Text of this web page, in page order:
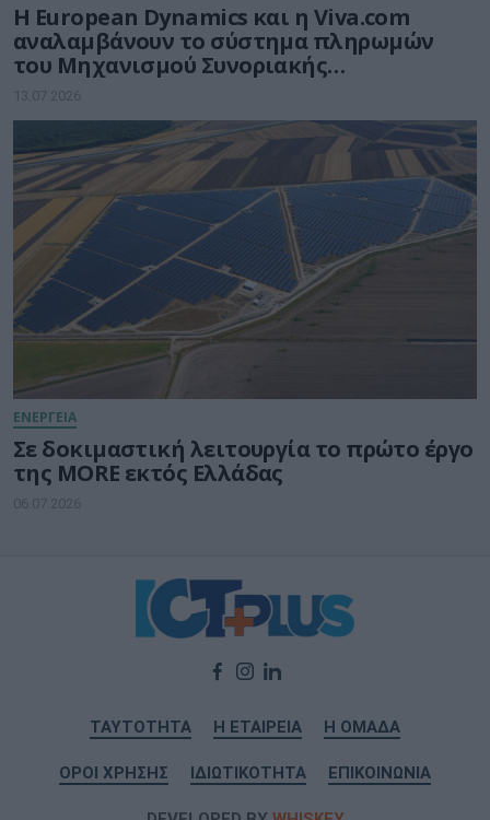
Η European Dynamics και η Viva.com
αναλαμβάνουν το σύστημα πληρωμών
του Μηχανισμού Συνοριακής
Προσαρμογής Άνθρακα της ΕΕ
13.07.2026
ΕΝΕΡΓΕΙΑ
Σε δοκιμαστική λειτουργία το πρώτο έργο
της MORE εκτός Ελλάδας
06.07.2026
ΤΑΥΤΟΤΗΤΑ Η ΕΤΑΙΡΕΙΑ Η ΟΜΑΔΑ
ΟΡΟΙ ΧΡΗΣΗΣ ΙΔΙΩΤΙΚΟΤΗΤΑ ΕΠΙΚΟΙΝΩΝΙΑ